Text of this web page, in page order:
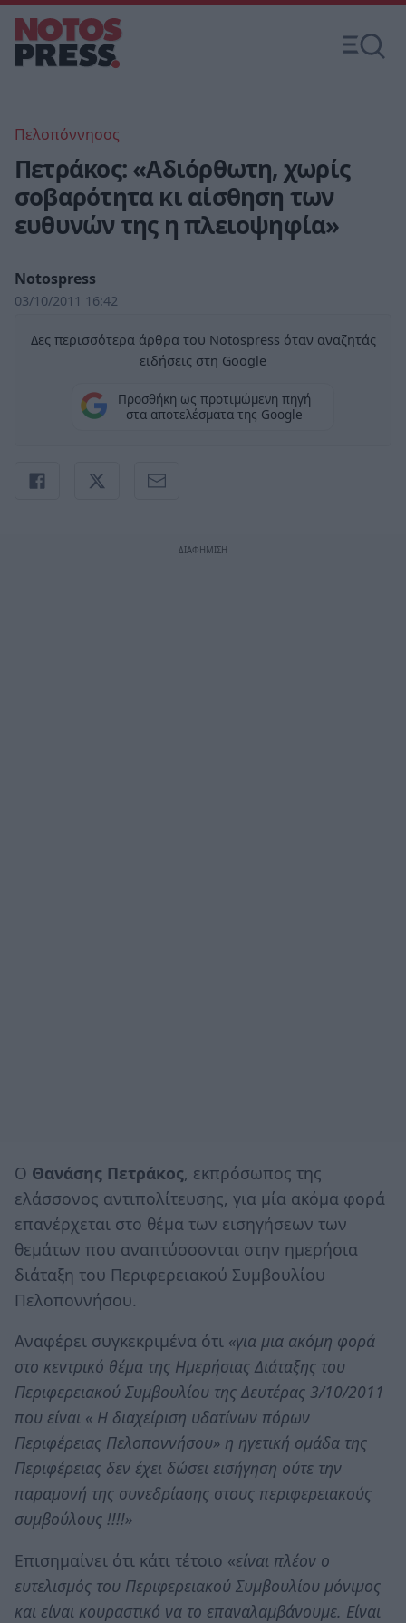
Πελοπόννησος
Πετράκος: «Αδιόρθωτη, χωρίς
σοβαρότητα κι αίσθηση των
ευθυνών της η πλειοψηφία»
Notospress
03/10/2011 16:42
Δες περισσότερα άρθρα του Notospress όταν αναζητάς
ειδήσεις στη Google
Προσθήκη ως προτιμώμενη πηγή
στα αποτελέσματα της Google
Ο Θανάσης Πετράκος, εκπρόσωπος της
ελάσσονος αντιπολίτευσης, για μία ακόμα φορά
επανέρχεται στο θέμα των εισηγήσεων των
θεμάτων που αναπτύσσονται στην ημερήσια
διάταξη του Περιφερειακού Συμβουλίου
Πελοποννήσου.
Αναφέρει συγκεκριμένα ότι «για μια ακόμη φορά
στο κεντρικό θέμα της Ημερήσιας Διάταξης του
Περιφερειακού Συμβουλίου της Δευτέρας 3/10/2011
που είναι « Η διαχείριση υδατίνων πόρων
Περιφέρειας Πελοποννήσου» η ηγετική ομάδα της
Περιφέρειας δεν έχει δώσει εισήγηση ούτε την
παραμονή της συνεδρίασης στους περιφερειακούς
συμβούλους !!!!»
Επισημαίνει ότι κάτι τέτοιο «είναι πλέον ο
ευτελισμός του Περιφερειακού Συμβουλίου μόνιμος
και είναι κουραστικό να το επαναλαμβάνουμε. Είναι